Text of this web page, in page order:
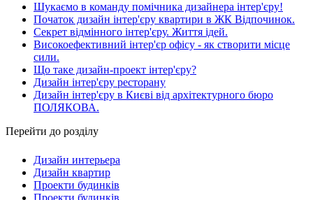
Шукаємо в команду помічника дизайнера інтер'єру!
Початок дизайн інтер'єру квартири в ЖК Відпочинок.
Секрет відмінного інтер'єру. Життя ідей.
Високоефективний інтер'єр офісу - як створити місце
сили.
Що таке дизайн-проект інтер'єру?
Дизайн інтер'єру ресторану
Дизайн інтер'єру в Києві від архітектурного бюро
ПОЛЯКОВА.
Перейти до розділу
Дизайн интерьера
Дизайн квартир
Проекти будинків